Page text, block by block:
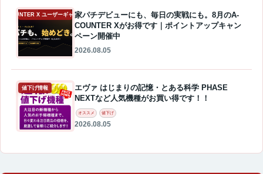
A-COUNTER X ユーザーギャラリー家パチデビューにも、毎日の実戦にも。8月のA-
COUNTER Xがお得です｜ポイントアップキャン
ペーン開催中
2026.08.05
値下げ情報
エヴァ はじまりの記憶・とある科学 PHASE
NEXTなど人気機種がお買い得です！！
オススメ 値下げ
2026.08.05